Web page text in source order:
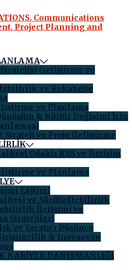
Geliştirme ve
ve Rekabette
ve Planlama
& Kültür Değişimi İçin
Strateji ve Proje Geliştirme
Odaklı KSS ve İletişim
ve Planlama
Eğitimi
ve Sürdürülebilirlik
İletişimi ve
Stratejileri
ve Yaratıcı Düşünce
& Inovasyon
KARİYER DANIŞMANLIĞI